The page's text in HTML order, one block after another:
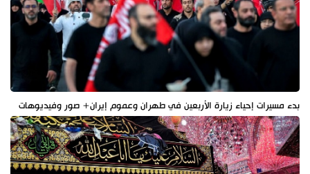
بدء مسيرات إحياء زيارة الأربعين في طهران وعموم إيران+ صور وفيديوهات